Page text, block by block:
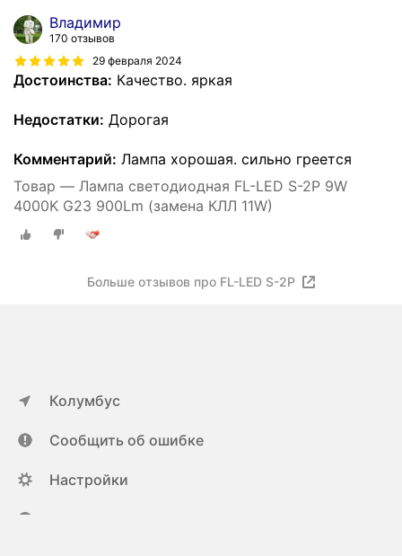
Владимир
170 отзывов
29 февраля 2024
Достоинства: Качество. яркая
Недостатки: Дорогая
Комментарий: Лампа хорошая. сильно греется
Товар — Лампа светодиодная FL-LED S-2P 9W
4000K G23 900Lm (замена КЛЛ 11W)
Больше отзывов про FL-LED S-2P
Колумбус
Сообщить об ошибке
Настройки